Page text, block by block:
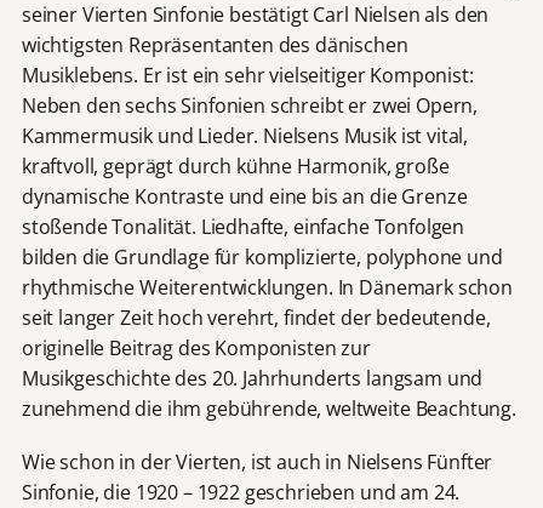
seiner Vierten Sinfonie bestätigt Carl Nielsen als den
wichtigsten Repräsentanten des dänischen
Musiklebens. Er ist ein sehr vielseitiger Komponist:
Neben den sechs Sinfonien schreibt er zwei Opern,
Kammermusik und Lieder. Nielsens Musik ist vital,
kraftvoll, geprägt durch kühne Harmonik, große
dynamische Kontraste und eine bis an die Grenze
stoßende Tonalität. Liedhafte, einfache Tonfolgen
bilden die Grundlage für komplizierte, polyphone und
rhythmische Weiterentwicklungen. In Dänemark schon
seit langer Zeit hoch verehrt, findet der bedeutende,
originelle Beitrag des Komponisten zur
Musikgeschichte des 20. Jahrhunderts langsam und
zunehmend die ihm gebührende, weltweite Beachtung.
Wie schon in der Vierten, ist auch in Nielsens Fünfter
Sinfonie, die 1920 – 1922 geschrieben und am 24.